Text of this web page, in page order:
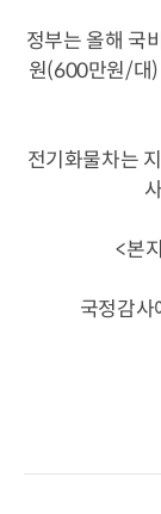
정부는 올해 국
원(600만원/대
전기화물차는
<본
국정감사